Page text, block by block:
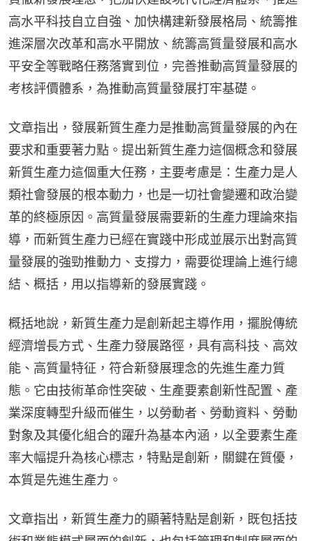
高水平科技自立自強、加快構建新發展格局、統籌推
進深層次改革和高水平開放、統籌高質量發展和高水
平安全等戰略任務落實到位，完善推動高質量發展的
考核評價體系，為推動高質量發展打牢基礎。
文章指出，發展新質生產力是推動高質量發展的內在
要求和重要著力點。提出新質生產力這個概念和發展
新質生產力這個重大任務，主要考慮是：生產力是人
類社會發展的根本動力，也是一切社會變遷和政治變
革的終極原因。高質量發展需要新的生產力理論來指
導，而新質生產力已經在實踐中形成並展示出對高質
量發展的強勁推動力、支撐力，需要從理論上進行總
結、概括，用以指導新的發展實踐。
概括地說，新質生產力是創新起主導作用，擺脫傳統
經濟增長方式、生產力發展路徑，具有高科技、高效
能、高質量特征，符合新發展理念的先進生產力質
態。它由技術革命性突破、生產要素創新性配置、產
業深度轉型升級而催生，以勞動者、勞動資料、勞動
對象及其優化組合的躍升為基本內涵，以全要素生產
率大幅提升為核心標志，特點是創新，關鍵在質優，
本質是先進生產力。
文章指出，新質生產力的顯著特點是創新，既包括技